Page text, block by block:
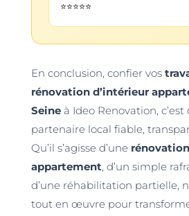
⭐⭐⭐⭐⭐
En conclusion, confier vos
rénovation d’intérieur
Seineà Ideo Renovation, c’est
partenaire local fiable,
Qu’il s’agisse d’une
appartement, d’un simple
d’une réhabilitation partielle,
tout en œuvre pour